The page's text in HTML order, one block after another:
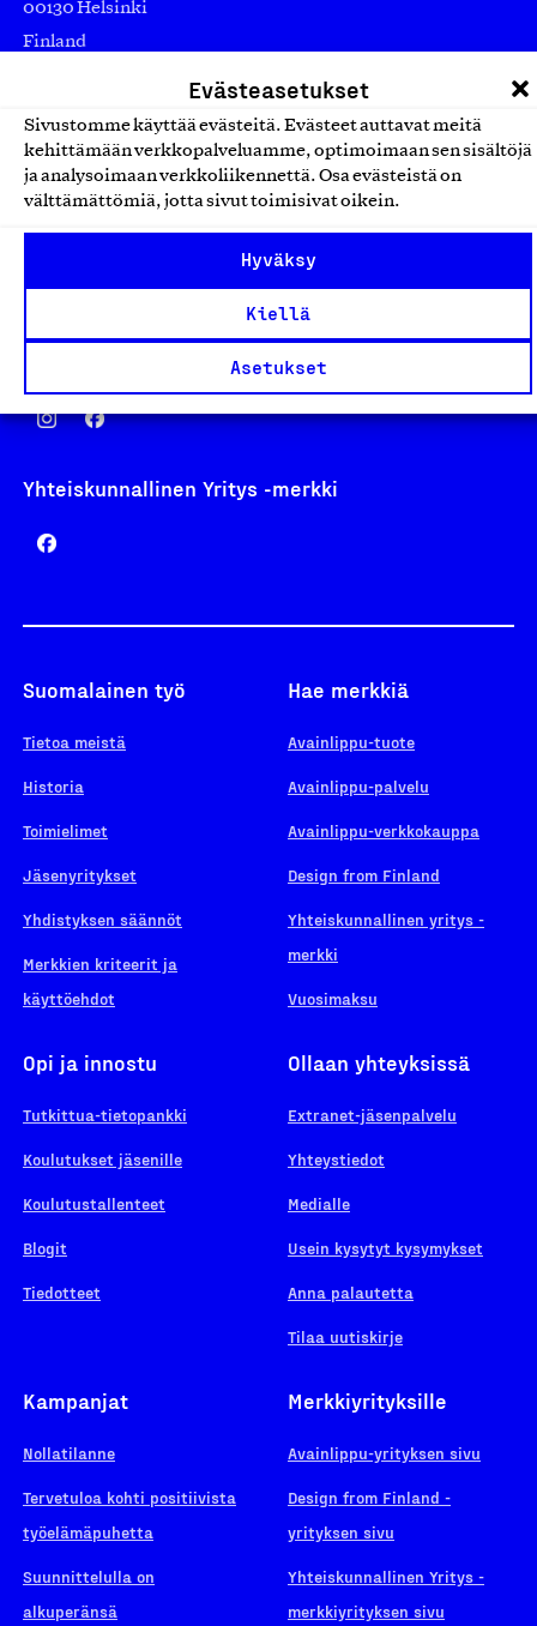
Evästeasetukset
Sivustomme käyttää evästeitä. Evästeet auttavat meitä
kehittämään verkkopalveluamme, optimoimaan sen sisältöjä
ja analysoimaan verkkoliikennettä. Osa evästeistä on
välttämättömiä, jotta sivut toimisivat oikein.
Hyväksy
Kiellä
Asetukset
00130 Helsinki
Finland
Avainlippu
Yhteiskunnallinen Yritys -merkki
Suomalainen työ
Tietoa meistä
Historia
Toimielimet
Jäsenyritykset
Yhdistyksen säännöt
Merkkien kriteerit ja
käyttöehdot
Hae merkkiä
Avainlippu-tuote
Avainlippu-palvelu
Avainlippu-verkkokauppa
Design from Finland
Yhteiskunnallinen yritys -
merkki
Vuosimaksu
Opi ja innostu
Tutkittua-tietopankki
Koulutukset jäsenille
Koulutustallenteet
Blogit
Tiedotteet
Ollaan yhteyksissä
Extranet-jäsenpalvelu
Yhteystiedot
Medialle
Usein kysytyt kysymykset
Anna palautetta
Tilaa uutiskirje
Kampanjat
Nollatilanne
Tervetuloa kohti positiivista
työelämäpuhetta
Suunnittelulla on
alkuperänsä
Merkkiyrityksille
Avainlippu-yrityksen sivu
Design from Finland -
yrityksen sivu
Yhteiskunnallinen Yritys -
merkkiyrityksen sivu